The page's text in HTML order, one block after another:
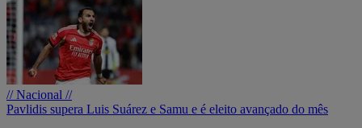
// Nacional //
Pavlidis supera Luis Suárez e Samu e é eleito avançado do mês